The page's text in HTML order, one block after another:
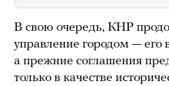
В свою очередь, КНР
управление городом — его
а прежние соглашения
только в качестве